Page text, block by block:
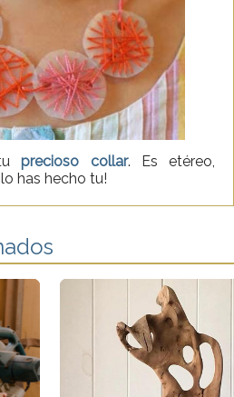
tuprecioso collar. Es etéreo,
has hecho tu!